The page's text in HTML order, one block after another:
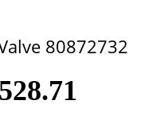
80872732